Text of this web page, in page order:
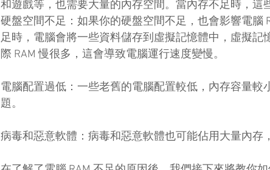
和遊戲等，也需要大量的內存空間。當內存不足時，這
硬盤空間不足：如果你的硬盤空間不足，也會影響電腦
足時，電腦會將一些資料儲存到虛擬記憶體中，虛擬記
際 RAM 慢很多，這會導致電腦運行速度變慢。
電腦配置過低：一些老舊的電腦配置較低，內存容量較
題。
病毒和惡意軟體：病毒和惡意軟體也可能佔用大量內存